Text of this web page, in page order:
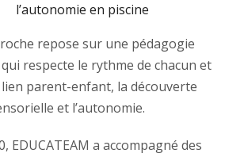
l’autonomie en piscine
repose sur une pédagogie
respecte le rythme de chacun et
parent-enfant, la découverte
et l’autonomie.
EDUCATEAM a accompagné des